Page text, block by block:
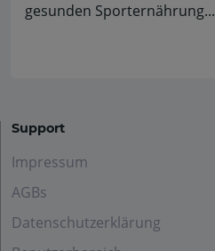
gesunden Sporternährung...
Support
Impressum
AGBs
Datenschutzerklärung